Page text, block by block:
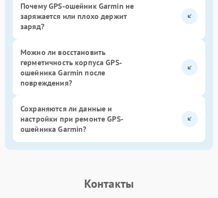
Почему GPS-ошейник Garmin не
заряжается или плохо держит
заряд?
Можно ли восстановить
герметичность корпуса GPS-
ошейника Garmin после
повреждения?
Сохраняются ли данные и
настройки при ремонте GPS-
ошейника Garmin?
Контакты